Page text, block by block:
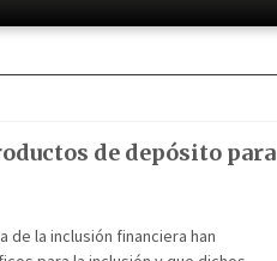
de depósito para
de la inclusión financiera han